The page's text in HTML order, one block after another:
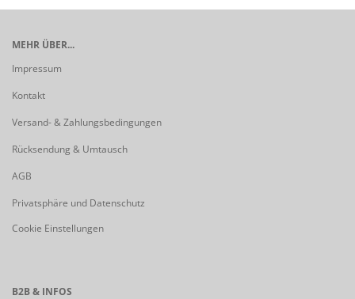
MEHR ÜBER...
Impressum
Kontakt
Versand- & Zahlungsbedingungen
Rücksendung & Umtausch
AGB
Privatsphäre und Datenschutz
Cookie Einstellungen
B2B & INFOS